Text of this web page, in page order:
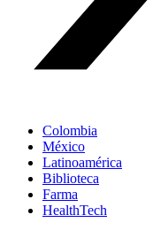
Colombia
México
Latinoamérica
Biblioteca
Farma
HealthTech